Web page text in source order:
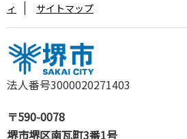
法人番号3000020271403
〒590-0078
堺市堺区南瓦町3番1号
ィ
サイトマップ